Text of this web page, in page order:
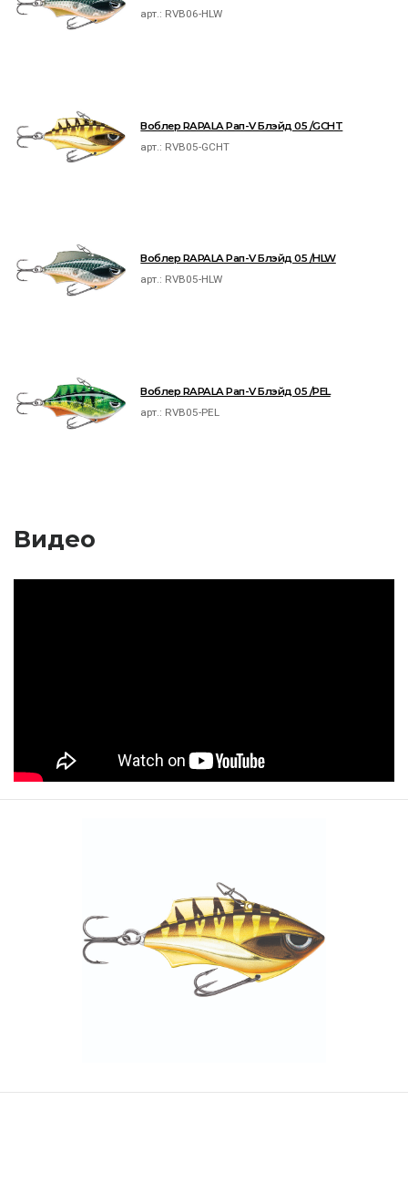
арт.: RVB06-HLW
Воблер RAPALA Рап-V Блэйд 05 /GCHT
арт.: RVB05-GCHT
Воблер RAPALA Рап-V Блэйд 05 /HLW
арт.: RVB05-HLW
Воблер RAPALA Рап-V Блэйд 05 /PEL
арт.: RVB05-PEL
Видео